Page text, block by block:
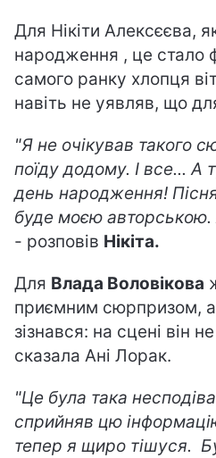
Для Нікіти Алексєєва,
народження , це стало
самого ранку хлопця
навіть не уявляв, що
"Я не очікував такого
поїду додому. І все... А
день народження!
буде моєю
- розповів Нікіта.
Для Влада Воловікова
приємним сюрпризом,
зізнався: на сцені він
сказала Ані Лорак.
"Це була така
сприйняв цю
тепер я щиро тішуся.